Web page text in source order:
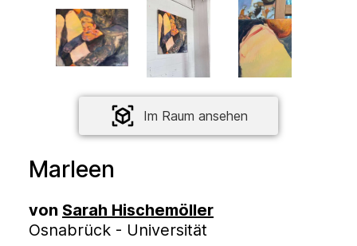
Im Raum ansehen
Marleen
von Sarah Hischemöller
Osnabrück - Universität